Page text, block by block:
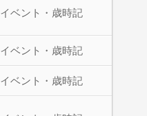
イベント・歳時記
イベント・歳時記
イベント・歳時記